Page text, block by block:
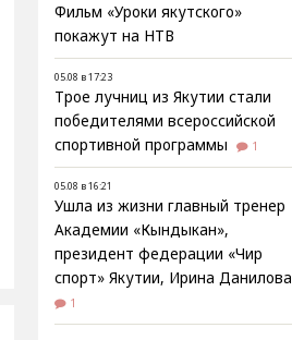
Фильм «Уроки якутского»
покажут на НТВ
05.08 в 17:23
Трое лучниц из Якутии стали
победителями всероссийской
спортивной программы
1
05.08 в 16:21
Ушла из жизни главный тренер
Академии «Кындыкан»,
президент федерации «Чир
спорт» Якутии, Ирина Данилова
1